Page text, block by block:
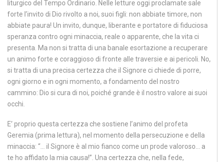
liturgico del Tempo Ordinario. Nelle letture oggi proclamate sale
forte l’invito di Dio rivolto a noi, suoi figli: non abbiate timore, non
abbiate paura! Un invito, dunque, liberante e portatore di fiduciosa
speranza contro ogni minaccia, reale o apparente, che la vita ci
presenta. Ma non si tratta di una banale esortazione a recuperare
un animo forte e coraggioso di fronte alle traversie e ai pericoli. No,
si tratta di una precisa certezza che il Signore ci chiede di porre,
ogni giorno e in ogni momento, a fondamento del nostro
cammino: Dio si cura di noi, poiché grande è il nostro valore ai suoi
occhi.
E’ proprio questa certezza che sostiene l’animo del profeta
Geremia (prima lettura), nel momento della persecuzione e della
minaccia: “… il Signore è al mio fianco come un prode valoroso… a
te ho affidato la mia causa!”. Una certezza che, nella fede,